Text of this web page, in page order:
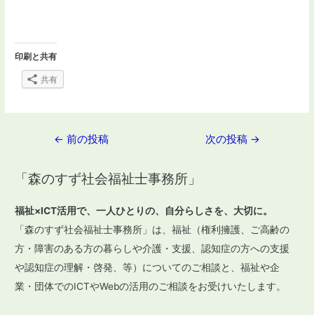
印刷と共有
共有
ナ
ビ
ゲ
ー
シ
ョ
← 前の投稿 次の投稿 →
「森のすず社会福祉士事務所」
福祉×ICT活用で、一人ひとりの、自分らしさを、大切に。
「森のすず社会福祉士事務所」は、福祉（権利擁護、ご高齢の
方・障害のある方の暮らしや介護・支援、認知症の方への支援
や認知症の理解・啓発、等）についてのご相談と、福祉や企
業・団体でのICTやWebの活用のご相談をお受けいたします。